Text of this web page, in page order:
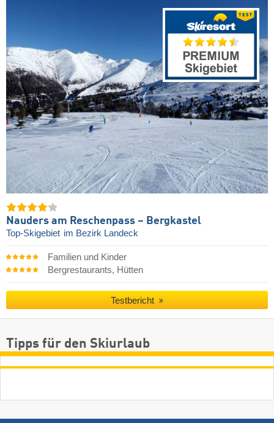
Nauders am Reschenpass – Bergkastel
Top-Skigebiet im Bezirk Landeck
Familien und Kinder
Bergrestaurants, Hütten
Testbericht
Tipps für den Skiurlaub